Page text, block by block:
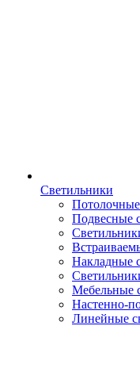
Светильники
Подвесные
Накладные
Мебельные
Настенно-
Линейные